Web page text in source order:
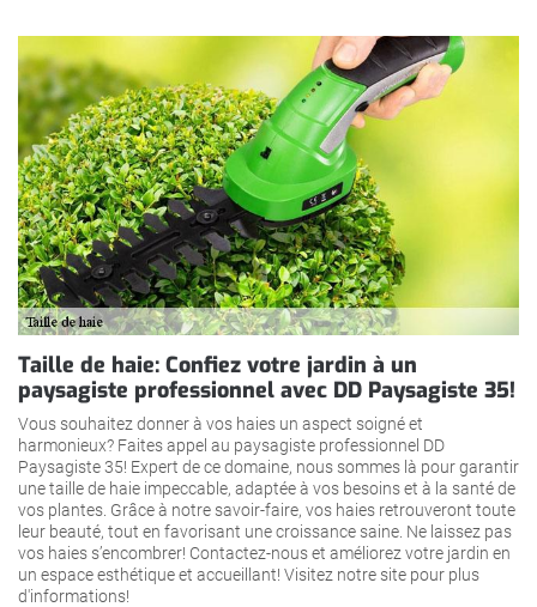
Taille de haie: Confiez votre jardin à un
paysagiste professionnel avec DD Paysagiste 35!
Vous souhaitez donner à vos haies un aspect soigné et
harmonieux? Faites appel au paysagiste professionnel DD
Paysagiste 35! Expert de ce domaine, nous sommes là pour garantir
une taille de haie impeccable, adaptée à vos besoins et à la santé de
vos plantes. Grâce à notre savoir-faire, vos haies retrouveront toute
leur beauté, tout en favorisant une croissance saine. Ne laissez pas
vos haies s’encombrer! Contactez-nous et améliorez votre jardin en
un espace esthétique et accueillant! Visitez notre site pour plus
d'informations!